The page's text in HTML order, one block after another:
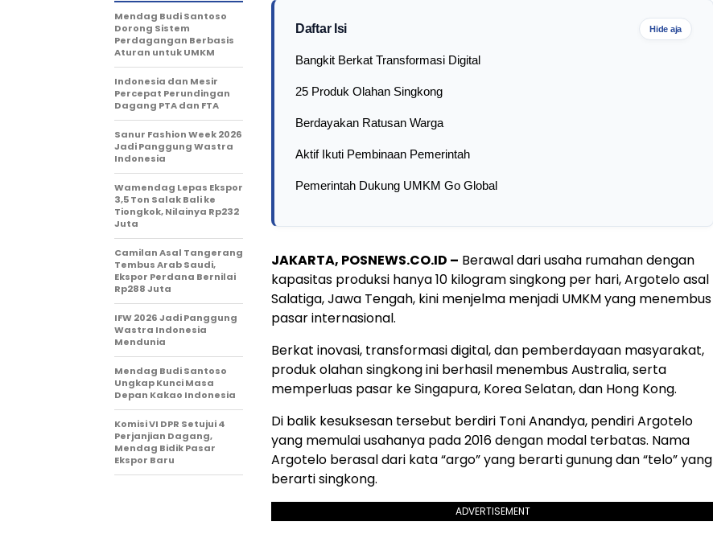
Daftar Isi Hide aja
Bangkit Berkat Transformasi Digital
25 Produk Olahan Singkong
Berdayakan Ratusan Warga
Aktif Ikuti Pembinaan Pemerintah
Pemerintah Dukung UMKM Go Global
JAKARTA, POSNEWS.CO.ID – Berawal dari usaha rumahan dengan
kapasitas produksi hanya 10 kilogram singkong per hari, Argotelo asal
Salatiga, Jawa Tengah, kini menjelma menjadi UMKM yang menembus
pasar internasional.
Berkat inovasi, transformasi digital, dan pemberdayaan masyarakat,
produk olahan singkong ini berhasil menembus Australia, serta
memperluas pasar ke Singapura, Korea Selatan, dan Hong Kong.
Di balik kesuksesan tersebut berdiri Toni Anandya, pendiri Argotelo
yang memulai usahanya pada 2016 dengan modal terbatas. Nama
Argotelo berasal dari kata “argo” yang berarti gunung dan “telo” yang
berarti singkong.
ADVERTISEMENT
Mendag Budi Santoso
Dorong Sistem
Perdagangan Berbasis
Aturan untuk UMKM
Indonesia dan Mesir
Percepat Perundingan
Dagang PTA dan FTA
Sanur Fashion Week 2026
Jadi Panggung Wastra
Indonesia
Wamendag Lepas Ekspor
3,5 Ton Salak Bali ke
Tiongkok, Nilainya Rp232
Juta
Camilan Asal Tangerang
Tembus Arab Saudi,
Ekspor Perdana Bernilai
Rp288 Juta
IFW 2026 Jadi Panggung
Wastra Indonesia
Mendunia
Mendag Budi Santoso
Ungkap Kunci Masa
Depan Kakao Indonesia
Komisi VI DPR Setujui 4
Perjanjian Dagang,
Mendag Bidik Pasar
Ekspor Baru